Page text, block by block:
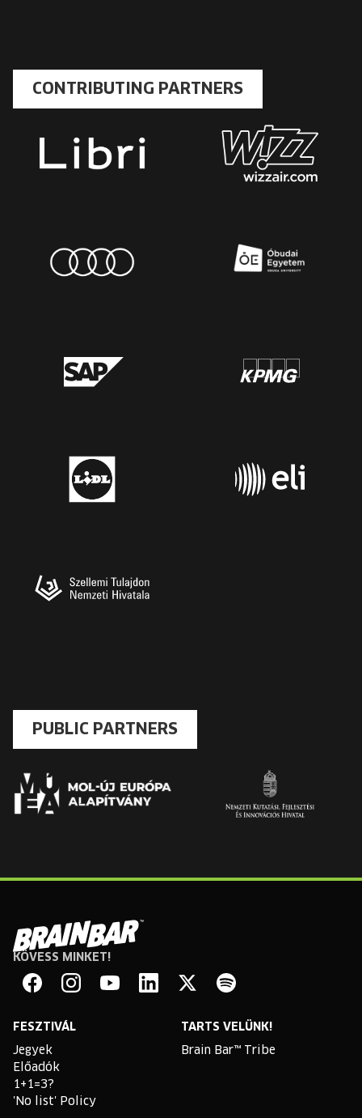
CONTRIBUTING PARTNERS
PUBLIC PARTNERS
Brain
Bar
KÖVESS MINKET!
FESZTIVÁL
Jegyek
Előadók
1+1=3?
'No list' Policy
TARTS VELÜNK!
Brain Bar™ Tribe